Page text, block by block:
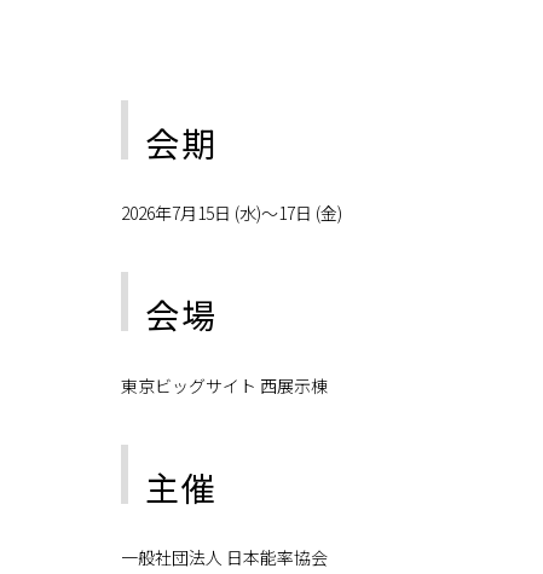
会期
2026年7月15日 (水)～17日 (金)
会場
東京ビッグサイト 西展示棟
主催
一般社団法人 日本能率協会